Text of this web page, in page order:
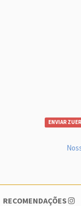
ENVIAR
RECOMENDAÇÕES